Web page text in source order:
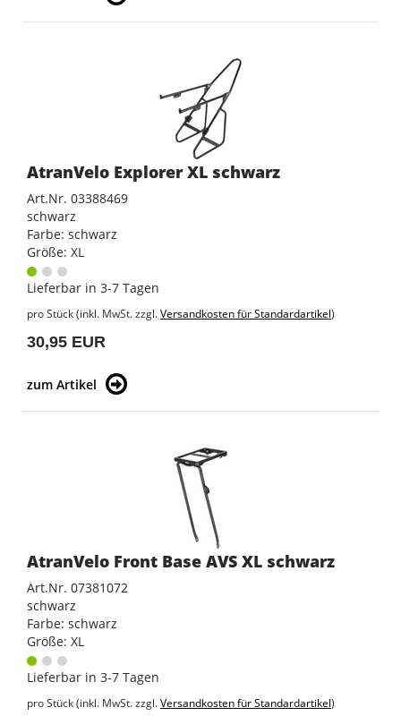
AtranVelo Explorer XL schwarz
Art.Nr. 03388469
schwarz
Farbe: schwarz
Größe: XL
Lieferbar in 3-7 Tagen
pro Stück (inkl. MwSt. zzgl.Versandkosten für Standardartikel)
30,95 EUR
zum Artikel
AtranVelo Front Base AVS XL schwarz
Art.Nr. 07381072
schwarz
Farbe: schwarz
Größe: XL
Lieferbar in 3-7 Tagen
pro Stück (inkl. MwSt. zzgl.Versandkosten für Standardartikel)